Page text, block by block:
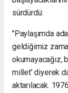
sürdürdü:
"Paylaşımda
geldiğimiz
okumayacağız,
millet' diyerek
aktarılacak.